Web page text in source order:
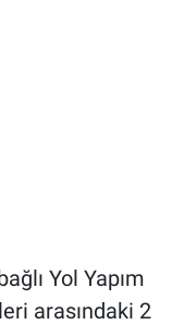
Yol Yapım
arasındaki 2